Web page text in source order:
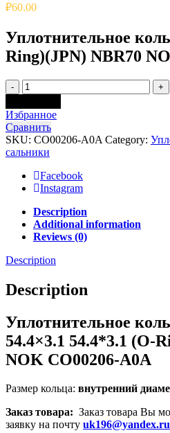
₽60.00
Уплотнительное
Ring)(JPN) NBR70
Quantity
Избранное
Сравнить
SKU: CO00206-A0A Category:
сальники
Facebook
Instagram
Description
Additional information
Reviews (0)
Description
Description
Уплотнительное
54.4×3.1 54.4*3.1 (O-
NOK CO00206-A0A
Размер кольца: внутренний
Заказ товара: Заказ товара Вы
заявку на почту uk196@yandex.ru